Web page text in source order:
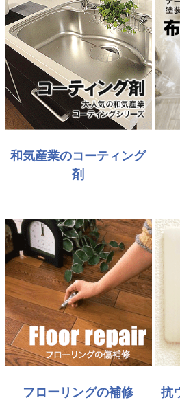
和気産業のコーティング
剤
フローリングの補修 抗